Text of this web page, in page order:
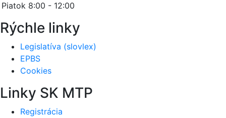
Piatok 8:00 - 12:00
Rýchle linky
Legislatíva (slovlex)
EPBS
Cookies
Linky SK MTP
Registrácia